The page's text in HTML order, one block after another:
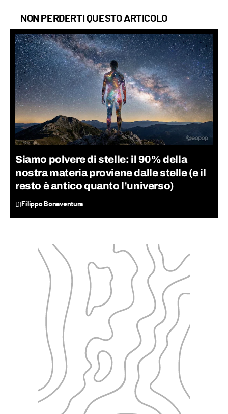
NON PERDERTI QUESTO ARTICOLO
Siamo polvere di stelle: il 90% della
nostra materia proviene dalle stelle (e il
resto è antico quanto l’universo)
DiFilippo Bonaventura